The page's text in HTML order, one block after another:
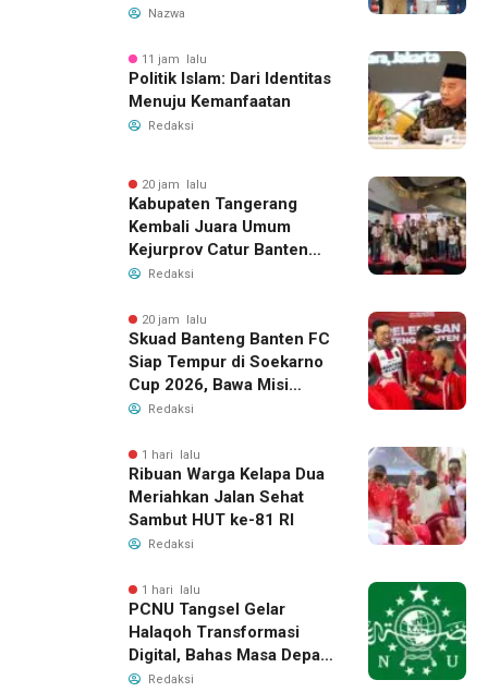
Pembinaan Dini
Nazwa
11 jam lalu
Politik Islam: Dari Identitas
Menuju Kemanfaatan
Redaksi
20 jam lalu
Kabupaten Tangerang
Kembali Juara Umum
Kejurprov Catur Banten
2026, Raih 24 Medali
Redaksi
20 jam lalu
Skuad Banteng Banten FC
Siap Tempur di Soekarno
Cup 2026, Bawa Misi
Harumkan Nama Banten
Redaksi
1 hari lalu
Ribuan Warga Kelapa Dua
Meriahkan Jalan Sehat
Sambut HUT ke-81 RI
Redaksi
1 hari lalu
PCNU Tangsel Gelar
Halaqoh Transformasi
Digital, Bahas Masa Depan
NU di Era Disrupsi
Redaksi